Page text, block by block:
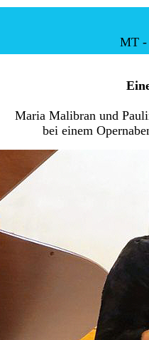
MT
Maria Malibran und
bei einem